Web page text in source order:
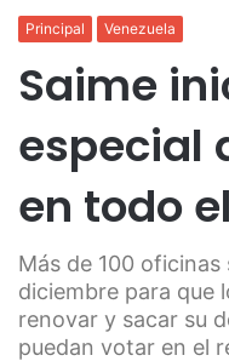
Principal Venezuela
Saime
especial
en todo
Más de 100
diciembre para que
renovar y sacar su
puedan votar en el